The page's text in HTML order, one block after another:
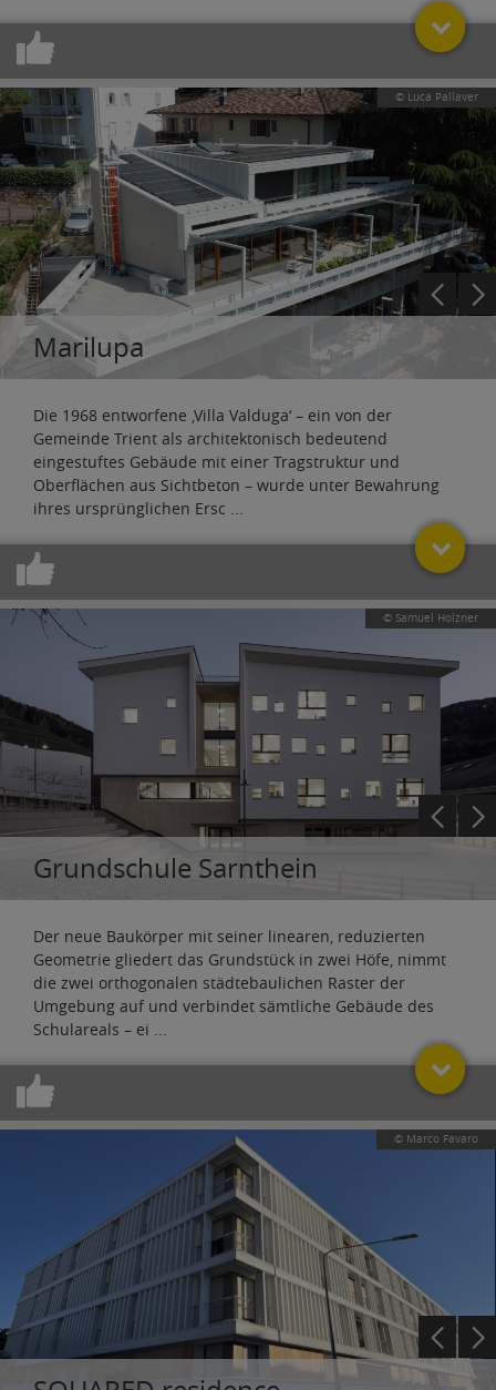
© Luca Pallaver
Marilupa
Die 1968 entworfene ‚Villa Valduga‘ – ein von der
Gemeinde Trient als architektonisch bedeutend
eingestuftes Gebäude mit einer Tragstruktur und
Oberflächen aus Sichtbeton – wurde unter Bewahrung
ihres ursprünglichen Ersc ...
© Samuel Holzner
Grundschule Sarnthein
Der neue Baukörper mit seiner linearen, reduzierten
Geometrie gliedert das Grundstück in zwei Höfe, nimmt
die zwei orthogonalen städtebaulichen Raster der
Umgebung auf und verbindet sämtliche Gebäude des
Schulareals – ei ...
© Marco Favaro